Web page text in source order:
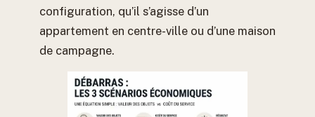
configuration, qu’il s’agisse d’un
appartement en centre-ville ou d’une maison
de campagne.